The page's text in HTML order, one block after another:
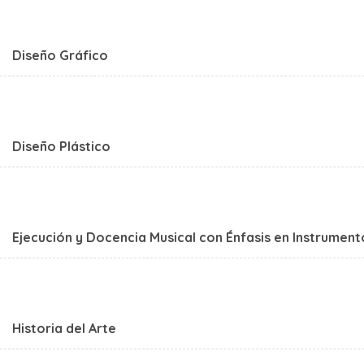
Diseño Gráfico
Diseño Plástico
Ejecución y Docencia Musical con Énfasis en
Historia del Arte